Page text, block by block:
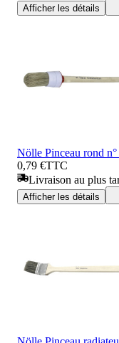
Afficher les détails
Nölle Pinceau rond
0,79 €TTC
Livraison au plus
Afficher les détails